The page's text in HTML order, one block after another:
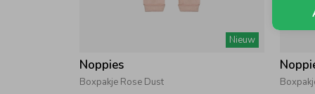
Nieuw
Noppies
Boxpakje Rose Dust